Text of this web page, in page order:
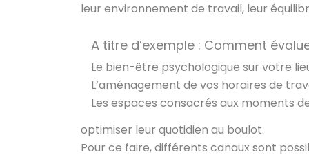
leur environnement de travail, leur
A titre d’exemple : Comment
Le bien-être psychologique sur votre
L’aménagement de vos horaires de
Les espaces consacrés aux moments
optimiser leur quotidien au boulot.
Pour ce faire, différents canaux sont